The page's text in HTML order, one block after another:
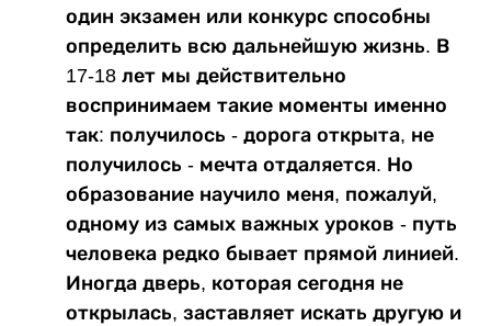
один экзамен или конкурс способны
определить всю дальнейшую жизнь. В
17-18 лет мы действительно
воспринимаем такие моменты именно
так: получилось - дорога открыта, не
получилось - мечта отдаляется. Но
образование научило меня, пожалуй,
одному из самых важных уроков - путь
человека редко бывает прямой линией.
Иногда дверь, которая сегодня не
открылась, заставляет искать другую и